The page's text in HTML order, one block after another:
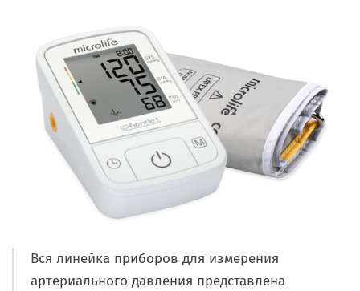
Вся линейка приборов для измерения
артериального давления представлена